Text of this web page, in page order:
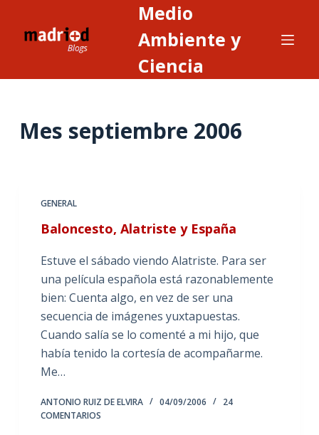
Medio
Ambiente y
Ciencia
Mes septiembre 2006
GENERAL
Baloncesto, Alatriste y España
Estuve el sábado viendo Alatriste. Para ser
una película española está razonablemente
bien: Cuenta algo, en vez de ser una
secuencia de imágenes yuxtapuestas.
Cuando salía se lo comenté a mi hijo, que
había tenido la cortesía de acompañarme.
Me…
ANTONIO RUIZ DE ELVIRA 04/09/2006
24
COMENTARIOS